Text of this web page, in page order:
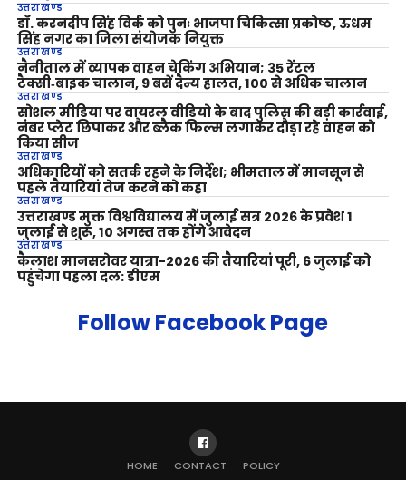
उत्तराखण्ड
डॉ. करनदीप सिंह विर्क को पुनः भाजपा चिकित्सा प्रकोष्ठ, ऊधम
सिंह नगर का जिला संयोजक नियुक्त
उत्तराखण्ड
नैनीताल में व्यापक वाहन चेकिंग अभियान; 35 रेंटल
टैक्सी‑बाइक चालान, 9 बसें दैन्य हालत, 100 से अधिक चालान
उत्तराखण्ड
सोशल मीडिया पर वायरल वीडियो के बाद पुलिस की बड़ी कार्रवाई,
नंबर प्लेट छिपाकर और ब्लैक फिल्म लगाकर दौड़ा रहे वाहन को
किया सीज
उत्तराखण्ड
अधिकारियों को सतर्क रहने के निर्देश; भीमताल में मानसून से
पहले तैयारियां तेज करने को कहा
उत्तराखण्ड
उत्तराखण्ड मुक्त विश्वविद्यालय में जुलाई सत्र 2026 के प्रवेश 1
जुलाई से शुरू, 10 अगस्त तक होंगे आवेदन
उत्तराखण्ड
कैलाश मानसरोवर यात्रा-2026 की तैयारियां पूरी, 6 जुलाई को
पहुंचेगा पहला दल: डीएम
Follow Facebook Page
HOME CONTACT POLICY